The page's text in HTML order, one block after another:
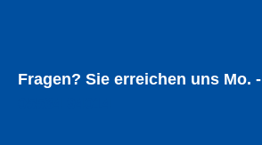
Fragen? Sie erreichen uns Mo.